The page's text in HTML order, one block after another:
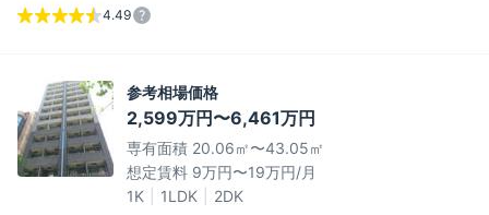
4.49
参考相場価格
2,599万円〜6,461万円
専有面積 20.06㎡〜43.05㎡
想定賃料 9万円〜19万円/月
1K
1LDK 2DK